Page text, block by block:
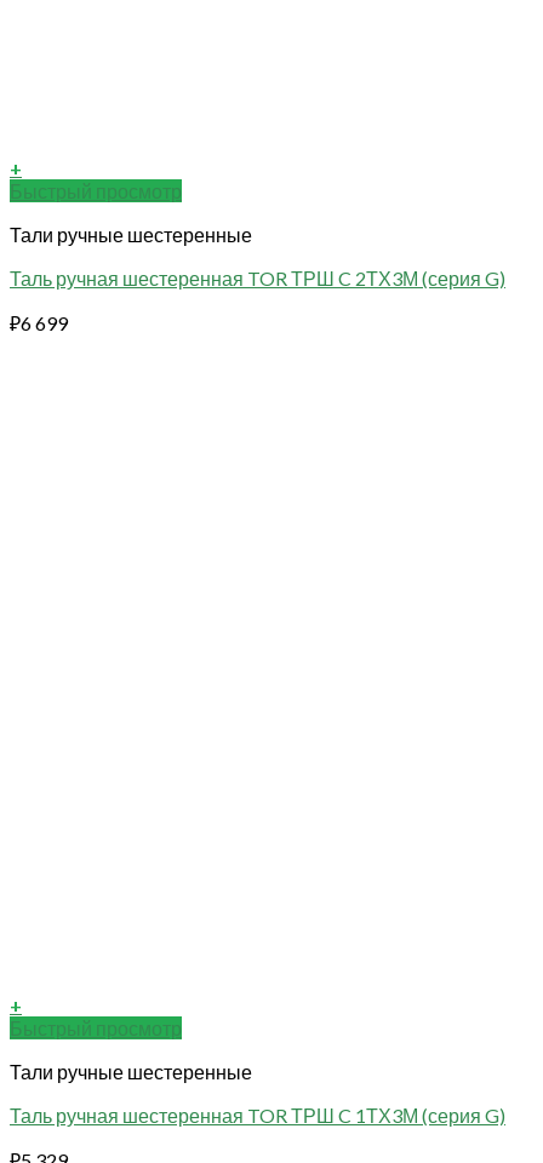
+
Быстрый просмотр
Тали ручные шестеренные
Таль ручная шестеренная TOR ТРШ C 2ТХ3М (серия G)
₽6 699
+
Быстрый просмотр
Тали ручные шестеренные
Таль ручная шестеренная TOR ТРШ C 1ТХ3М (серия G)